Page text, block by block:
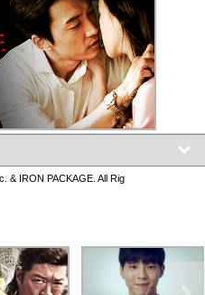
& IRON PACKAGE. All Rig